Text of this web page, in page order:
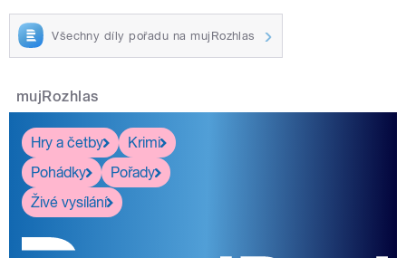
Všechny díly pořadu na mujRozhlas
mujRozhlas
Hry a četby
Krimi
Pohádky
Pořady
Živé vysílání